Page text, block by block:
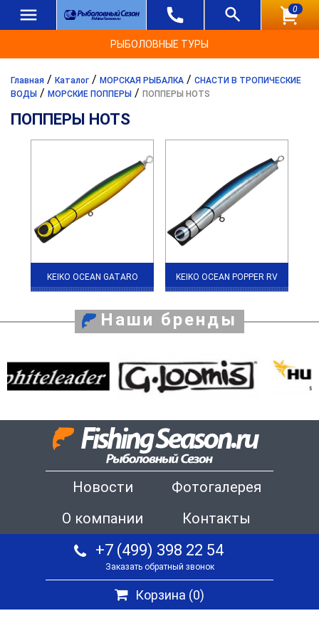
0
РЫБОЛОВНЫЕ ТУРЫ
Главная / Каталог / МОРСКАЯ РЫБАЛКА / СНАСТИ В ТРОПИЧЕСКИЕ
ВОДЫ / МОРСКИЕ ПОППЕРЫ / ПОППЕРЫ HOTS
ПОППЕРЫ HOTS
KEIKO OCEAN GATARO KEIKO OCEAN POPPER RV
Наши бренды
Новости
Фотогалерея
О компании
Контакты
+7 (499) 398 22 54
Заказать обратный звонок
Корзина (0)